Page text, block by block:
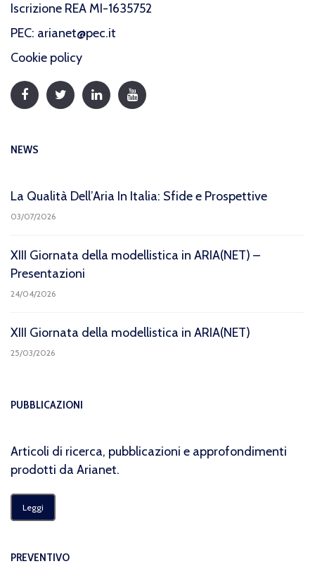
Iscrizione REA MI-1635752
PEC: arianet@pec.it
Cookie policy
NEWS
La Qualità Dell’Aria In Italia: Sfide e Prospettive
03/07/2026
XIII Giornata della modellistica in ARIA(NET) –
Presentazioni
24/04/2026
XIII Giornata della modellistica in ARIA(NET)
25/03/2026
PUBBLICAZIONI
Articoli di ricerca, pubblicazioni e approfondimenti
prodotti da Arianet.
Leggi
PREVENTIVO